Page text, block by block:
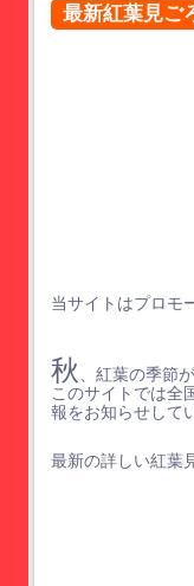
最新紅葉見ご
当サイトはプロモ
秋
、紅葉の季節
このサイトでは全
報をお知らせして
最新の詳しい紅葉